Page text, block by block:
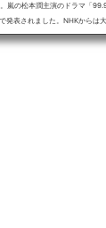
嵐の松本潤主演のドラマ「
発表されました。NHKからは
放送されます。2017年の同ク